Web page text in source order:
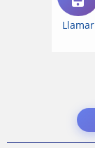
Llamar